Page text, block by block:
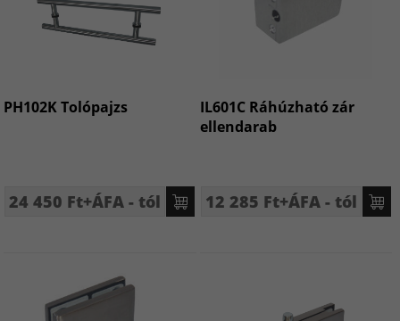
PH102K Tolópajzs
24 450 Ft+ÁFA - tól
IL601C Ráhúzható zár
ellendarab
12 285 Ft+ÁFA - tól